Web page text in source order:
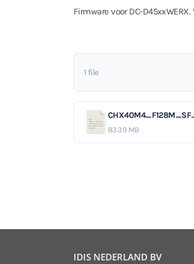
Firmware voor DC-D45xxWERX.
1 file
83.39 MB
IDIS NEDERLAND BV